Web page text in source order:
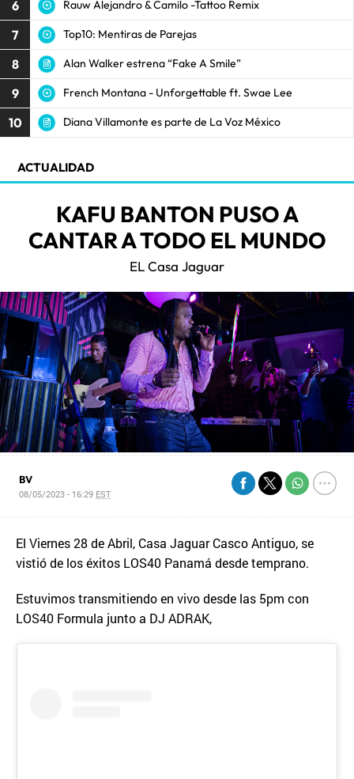
6 Rauw Alejandro & Camilo -Tattoo Remix
7 Top10: Mentiras de Parejas
8 Alan Walker estrena “Fake A Smile”
9 French Montana - Unforgettable ft. Swae Lee
10 Diana Villamonte es parte de La Voz México
ACTUALIDAD
KAFU BANTON PUSO A
CANTAR A TODO EL MUNDO
EL Casa Jaguar
BV
08/05/2023 - 16:29 EST
El Viernes 28 de Abril, Casa Jaguar Casco Antiguo, se
vistió de los éxitos LOS40 Panamá desde temprano.
Estuvimos transmitiendo en vivo desde las 5pm con
LOS40 Formula junto a DJ ADRAK,